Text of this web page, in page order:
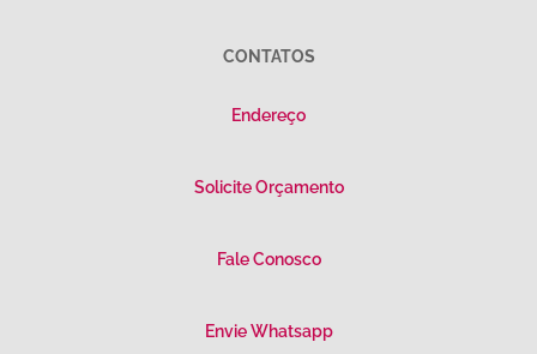
CONTATOS
Endereço
Solicite Orçamento
Fale Conosco
Envie Whatsapp